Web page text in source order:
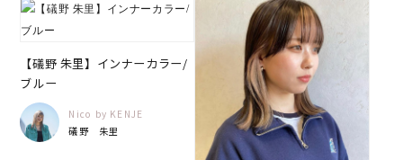
【礒野 朱里】インナーカラー/
ブルー
Nico by KENJE
礒野 朱里